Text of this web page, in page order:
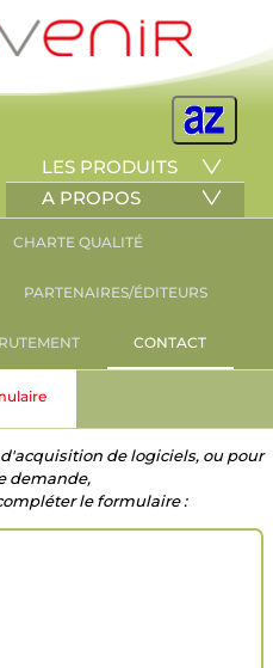
LES PRODUITS
A PROPOS
CHARTE QUALITÉ
PARTENAIRES/ÉDITEURS
CONTACT
de logiciels, ou pour
demande,
le formulaire :